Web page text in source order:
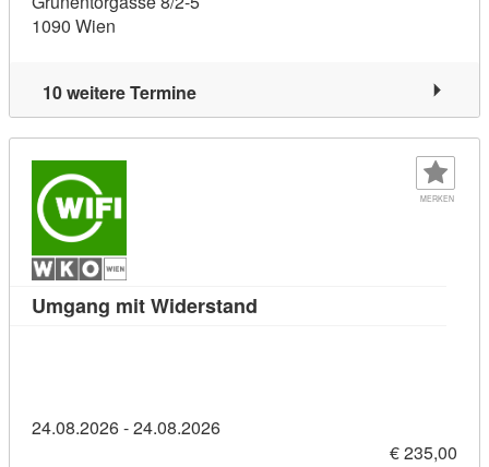
1090 Wien
10 weitere Termine
MERKEN
Umgang mit Widerstand
24.08.2026 - 24.08.2026
€ 235,00